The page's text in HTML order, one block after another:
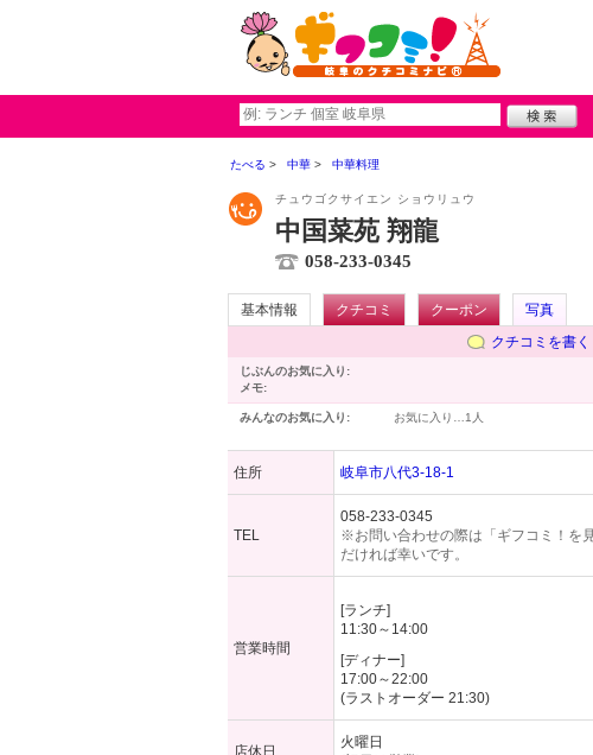
たべる 中華 中華料理
チュウゴクサイエン ショウリュウ
中国菜苑 翔龍
058-233-0345
基本情報 クチコミ クーポン
写真
クチコミを書く
じぶんのお気に入り:
メモ:
みんなのお気に入り: お気に入り… 1人
住所 岐阜市八代3-18-1
TEL
058-233-0345
※お問い合わせの際は「ギフコミ！を
だければ幸いです。
営業時間
[ランチ]
11:30～14:00
[ディナー]
17:00～22:00
(ラストオーダー 21:30)
店休日
火曜日